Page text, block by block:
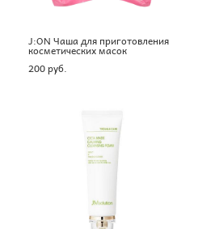
J:ON Чаша для приготовления
косметических масок
200 pуб.